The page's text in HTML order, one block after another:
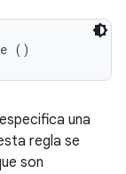
()
una
regla se
son